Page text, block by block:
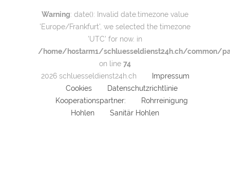
Warning: date(): Invalid date.timezone value
'Europe/Frankfurt', we selected the timezone
'UTC' for now. in
/home/hostarm1/schluesseldienst24h.ch/common/
on line 74
2026 schluesseldienst24h.ch
Impressum
Cookies
Datenschutzrichtlinie
Kooperationspartner:
Rohrreinigung
Hohlen
Sanitär Hohlen